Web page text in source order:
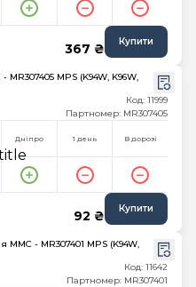
367 ₴ Купити
MPS (K94W, K96W,
Код: 11999
Партномер: MR307405
Дніпро 1 день В дорозі
92 ₴ Купити
- MR307401 MPS (K94W,
Код: 11642
Партномер: MR307401